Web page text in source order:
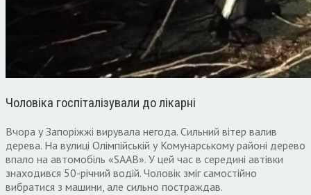
Чоловіка госпіталізували до лікарні
Вчора у Запоріжжі вирувала негода. Сильний вітер валив
дерева. На вулиці Олімпійській у Комунарському районі дерево
впало на автомобіль «SAAB». У цей час в середині автівки
знаходився 50-річний водій. Чоловік зміг самостійно
вибратися з машини, але сильно постраждав.